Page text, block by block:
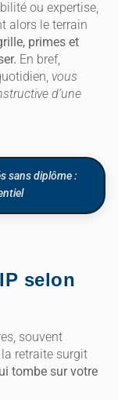
ou expertise,
alors le terrain
primes et
En bref,
vous
d’une
sans diplôme :
selon
souvent
retraite surgit
tombe sur votre